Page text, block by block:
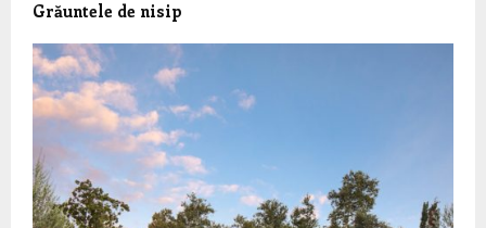
Grăuntele de nisip